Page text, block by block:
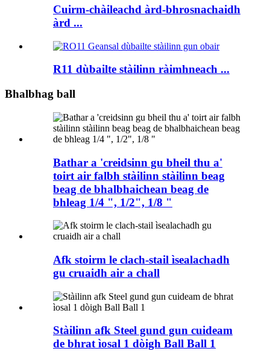
Cuirm-chàileachd àrd-bhrosnachaidh
àrd ...
R11 dùbailte stàilinn ràimhneach ...
Bhalbhag ball
Bathar a 'creidsinn gu bheil thu a'
toirt air falbh stàilinn stàilinn beag
beag de bhalbhaichean beag de
bhleag 1/4 ", 1/2", 1/8 "
Afk stoirm le clach-stail ìsealachadh
gu cruaidh air a chall
Stàilinn afk Steel gund gun cuideam
de bhrat ìosal 1 dòigh Ball Ball 1